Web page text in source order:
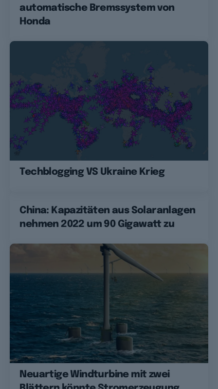
automatische Bremssystem von
Honda
Techblogging VS Ukraine Krieg
China: Kapazitäten aus Solaranlagen
nehmen 2022 um 90 Gigawatt zu
Neuartige Windturbine mit zwei